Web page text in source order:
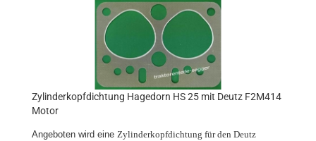
Zylinderkopfdichtung Hagedorn HS 25 mit Deutz F2M414
Motor
Angeboten wird eine Zylinderkopfdichtung für den Deutz